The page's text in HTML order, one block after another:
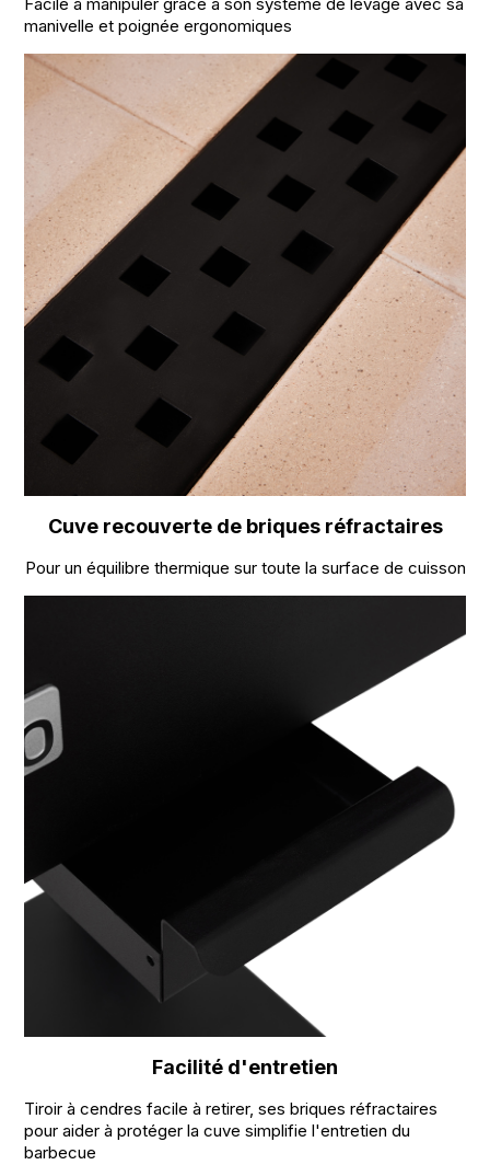
Facile à manipuler grâce à son système de levage avec sa
manivelle et poignée ergonomiques
Cuve recouverte de briques réfractaires
Pour un équilibre thermique sur toute la surface de cuisson
Facilité d'entretien
Tiroir à cendres facile à retirer, ses briques réfractaires
pour aider à protéger la cuve simplifie l'entretien du
barbecue